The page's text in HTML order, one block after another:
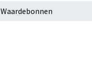
Waardebonnen